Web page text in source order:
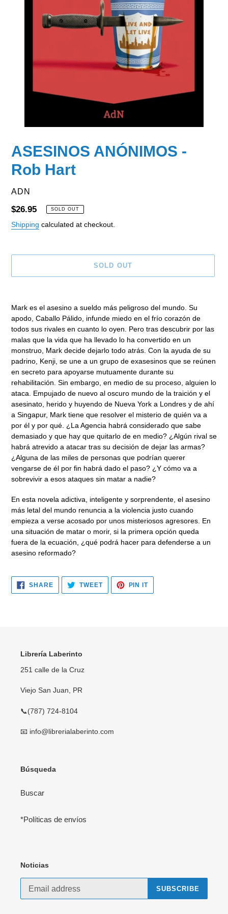
ASESINOS ANÓNIMOS -
Rob Hart
VENDOR
ADN
Regular
price
$26.95 SOLD OUT
Shipping calculated at checkout.
SOLD OUT
your
Mark es el asesino a sueldo más peligroso del mundo. Su
apodo, Caballo Pálido, infunde miedo en el frío corazón de
todos sus rivales en cuanto lo oyen. Pero tras descubrir por las
malas que la vida que ha llevado lo ha convertido en un
monstruo, Mark decide dejarlo todo atrás. Con la ayuda de su
padrino, Kenji, se une a un grupo de exasesinos que se reúnen
en secreto para apoyarse mutuamente durante su
rehabilitación. Sin embargo, en medio de su proceso, alguien lo
ataca. Empujado de nuevo al oscuro mundo de la traición y el
asesinato, herido y huyendo de Nueva York a Londres y de ahí
a Singapur, Mark tiene que resolver el misterio de quién va a
por él y por qué. ¿La Agencia habrá considerado que sabe
demasiado y que hay que quitarlo de en medio? ¿Algún rival se
habrá atrevido a atacar tras su decisión de dejar las armas?
¿Alguna de las miles de personas que podrían querer
vengarse de él por fin habrá dado el paso? ¿Y cómo va a
sobrevivir a esos ataques sin matar a nadie?
En esta novela adictiva, inteligente y sorprendente, el asesino
más letal del mundo renuncia a la violencia justo cuando
empieza a verse acosado por unos misteriosos agresores. En
una situación de matar o morir, si la primera opción queda
fuera de la ecuación, ¿qué podrá hacer para defenderse a un
asesino reformado?
SHARESHARE
FACEBOOK
TWEETTWEET
TWITTER
PIN ITPIN
PINTEREST
Librería Laberinto
251 calle de la Cruz
Viejo San Juan, PR
📞(787) 724-8104
📧 info@librerialaberinto.com
Búsqueda
Buscar
*Políticas de envíos
Noticias
SUBSCRIBE